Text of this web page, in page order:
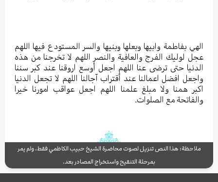
الهي بفاطمة وابيها وبعلها وبنيها والسر المستودع فيها اللهم
عجل لوليك الفرج والعافية والنصر اللهم لا تخرجنا من هذه
الدنيا حتى ترضى عنا اللهم اجعل أوسع اروقنا عند كبر سننا
واجعل افضل اعمالنا عند أقتراب آجالنا اللهم لا تجعل الدنيا
اكبر همنا ولا مبلغ علمنا اللهم اجعل عواقب امورنا خيرا
والفاتحة مع الصلوات.
ملاحظة: هذا النص تنزيل لصوت محاضرة الشيخ حبيب الكاظمي فقط، ولم يمر
بمرحلة التنقيح واستخراج المصادر بعد.